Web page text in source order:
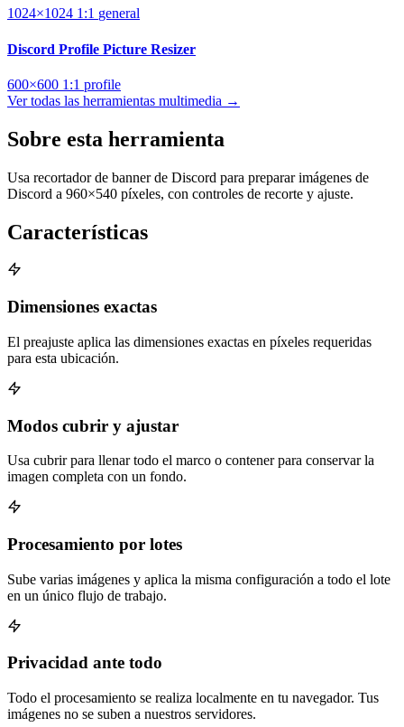
1024×1024 1:1 general
Discord Profile Picture Resizer
600×600 1:1 profile
Ver todas las herramientas multimedia →
Sobre esta herramienta
Usa recortador de banner de Discord para preparar imágenes de
Discord a 960×540 píxeles, con controles de recorte y ajuste.
Características
Dimensiones exactas
El preajuste aplica las dimensiones exactas en píxeles requeridas
para esta ubicación.
Modos cubrir y ajustar
Usa cubrir para llenar todo el marco o contener para conservar la
imagen completa con un fondo.
Procesamiento por lotes
Sube varias imágenes y aplica la misma configuración a todo el lote
en un único flujo de trabajo.
Privacidad ante todo
Todo el procesamiento se realiza localmente en tu navegador. Tus
imágenes no se suben a nuestros servidores.